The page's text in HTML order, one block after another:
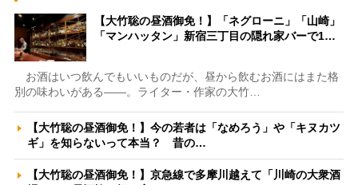
【大竹聡の昼酒御免！】「ネグローニ」「山崎」
「マンハッタン」新宿三丁目の隠れ家バーで1…
お酒はいつ飲んでもいいものだが、昼から飲むお酒にはまた格
別の味わいがある――。ライター・作家の大竹…
【大竹聡の昼酒御免！】今の若者は「なめろう」や「キヌカツ
ギ」を知らないって本当？ 昔の…
【大竹聡の昼酒御免！】京急線で多摩川越えて「川崎の大衆酒